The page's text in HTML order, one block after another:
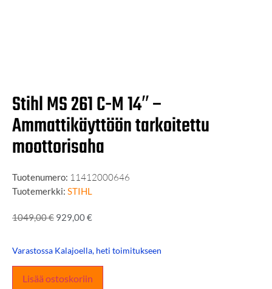
Stihl MS 261 C-M 14″ –
Ammattikäyttöön tarkoitettu
moottorisaha
Tuotenumero: 11412000646
Tuotemerkki: STIHL
1049,00€ 929,00€
Varastossa Kalajoella, heti toimitukseen
Lisää ostoskoriin